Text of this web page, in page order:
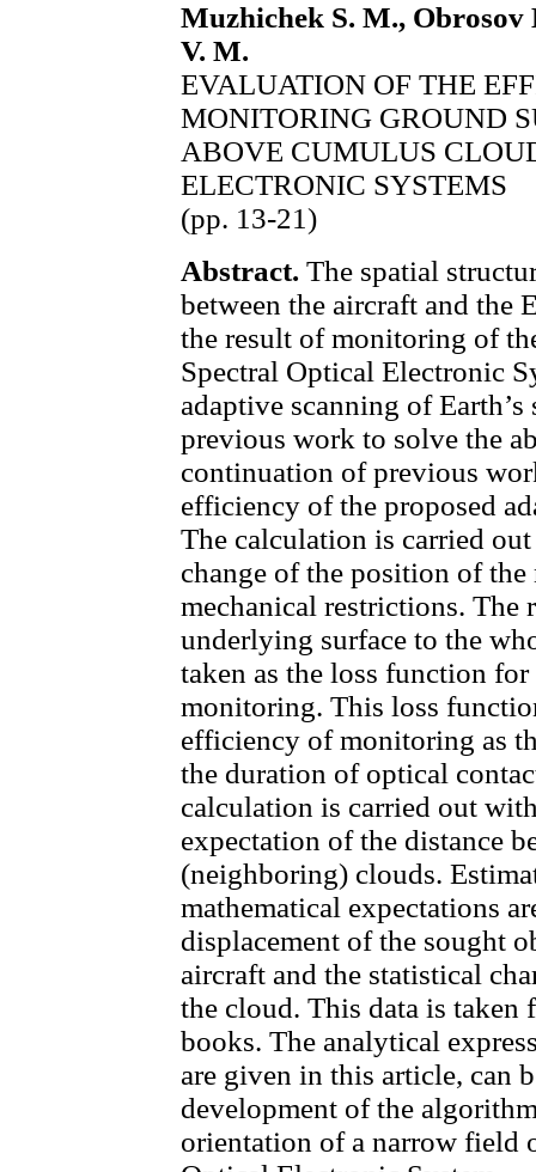
Muzhichek S. M., Obrosov
V. M.
EVALUATION OF THE
MONITORING GROUND
ABOVE CUMULUS
ELECTRONIC SYSTEMS
(pp. 13-21)
Abstract. The spatial
between the aircraft and the
the result of monitoring of
Spectral Optical Electronic
adaptive scanning of
previous work to solve the
continuation of previous
efficiency of the proposed
The calculation is carried
change of the position of
mechanical restrictions. The
underlying surface to the
taken as the loss function
monitoring. This loss
efficiency of monitoring as
the duration of optical
calculation is carried out
expectation of the distance
(neighboring) clouds.
mathematical expectations
displacement of the sought
aircraft and the statistical
the cloud. This data is taken
books. The analytical
are given in this article, can
development of the
orientation of a narrow